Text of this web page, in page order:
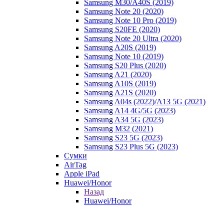
Samsung M30/A40S (2019)
Samsung Note 20 (2020)
Samsung Note 10 Pro (2019)
Samsung S20FE (2020)
Samsung Note 20 Ultra (2020)
Samsung A20S (2019)
Samsung Note 10 (2019)
Samsung S20 Plus (2020)
Samsung A21 (2020)
Samsung A10S (2019)
Samsung A21S (2020)
Samsung A04s (2022)/А13 5G (2021)
Samsung A14 4G/5G (2023)
Samsung A34 5G (2023)
Samsung M32 (2021)
Samsung S23 5G (2023)
Samsung S23 Plus 5G (2023)
Сумки
AirTag
Apple iPad
Huawei/Honor
Назад
Huawei/Honor